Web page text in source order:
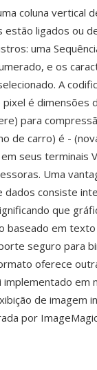
coluna vertical
ligados ou
uma
e os
A
é dimensões
para
de carro) é -
seus terminais
Uma
dados consiste
que
baseado em
seguro para
oferece
implementado em
de imagem
por